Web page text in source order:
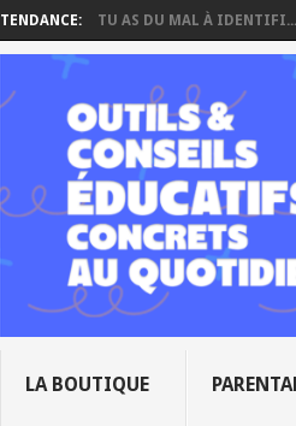
TENDANCE: TU AS DU MAL À IDENTIFI...
LA BOUTIQUE